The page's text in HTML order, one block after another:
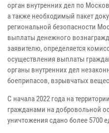
орган внутренних дел по
а также необходимый пакет
региональной безопасности
выплаты денежного
заявителю, определяется
осуществления выплаты
органы внутренних дел
боеприпасов, взрывчатых
С начала 2022 года на
гражданами на добровольной
уничтожения сдано более 5700